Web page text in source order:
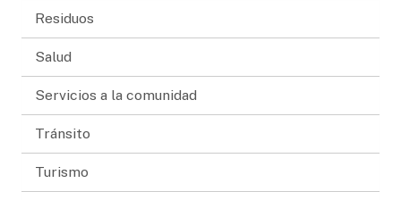
Residuos
Salud
Servicios a la comunidad
Tránsito
Turismo